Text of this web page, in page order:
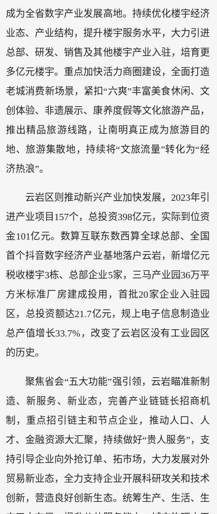
成为全省数字产业发展高地。持续优化楼宇经济
业态、产业结构，提升楼宇服务水平，大力引进
总部、研发、销售及其他楼宇产业入驻，培育更
多亿元楼宇。重点加快活力商圈建设，全面打造
老城消费新场景，紧扣“六爽”丰富美食休闲、文
创体验、非遗展示、康养度假等文化旅游产品，
推出精品旅游线路，让南明真正成为旅游目的
地、旅游集散地，持续将“文旅流量”转化为“经
济热浪”。
云岩区则推动新兴产业加快发展，2023年引
进产业项目157个，总投资398亿元，实际到位资
金101亿元。数算互联东数西算全球总部、全国
首个抖音数字经济产业基地落户云岩，新增亿元
税收楼宇3栋、总部企业5家，三马产业园36万平
方米标准厂房建成投用，首批20家企业入驻园
区，总投资额达21.7亿元，规上电子信息制造业
总产值增长33.7%，改变了云岩区没有工业园区
的历史。
聚焦省会“五大功能”强引领，云岩瞄准新制
造、新服务、新业态，完善产业链链长招商机
制，重点招引链主和节点企业，推动人口、人
才、金融资源大汇聚，持续做好“贵人服务”，支
持引导企业向外抢订单、拓市场，大力发展对外
贸易新业态，全力支持企业开展科研攻关和技术
创新，营造良好创新生态。统筹生产、生活、生